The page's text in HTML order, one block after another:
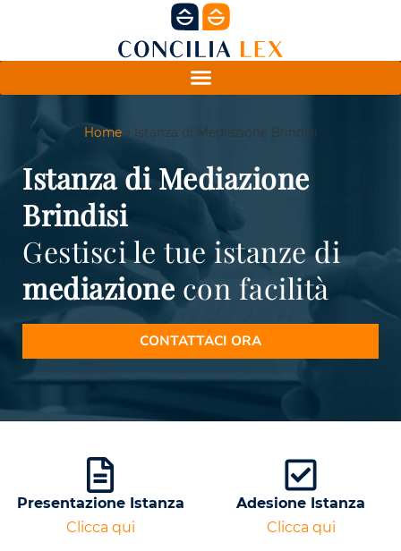
Home» Istanza di Mediazione Brindisi
Istanza di Mediazione
Brindisi
Gestisci le tue istanze di
mediazionecon facilità
CONTATTACI ORA
Presentazione Istanza
Clicca qui
Adesione Istanza
Clicca qui